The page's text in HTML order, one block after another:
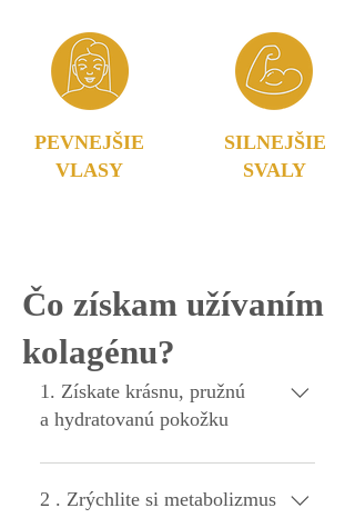
PEVNEJŠIE
VLASY
SILNEJŠIE
SVALY
1. Získate krásnu, pružnú
a hydratovanú pokožku
Kolagén zlepšujú elasticitu pokožky,
pomáha jej lepšie držať vlhkosť a oživuje
2 . Zrýchlite si metabolizmus
Čo získam užívaním
kolagénu?